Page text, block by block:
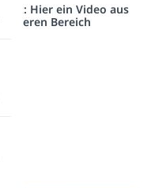
Hier ein Video aus
Bereich